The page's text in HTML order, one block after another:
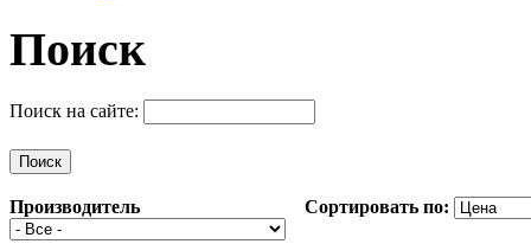
Поиск
Поиск на сайте:
Производитель Сортировать по: